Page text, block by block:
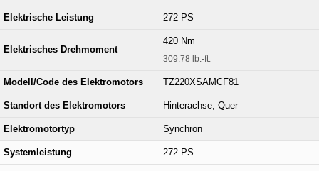
Elektrische Leistung 272 PS
Elektrisches Drehmoment
420 Nm
309.78 lb.-ft.
Modell/Code des Elektromotors TZ220XSAMCF81
Standort des Elektromotors Hinterachse, Quer
Elektromotortyp Synchron
Systemleistung 272 PS